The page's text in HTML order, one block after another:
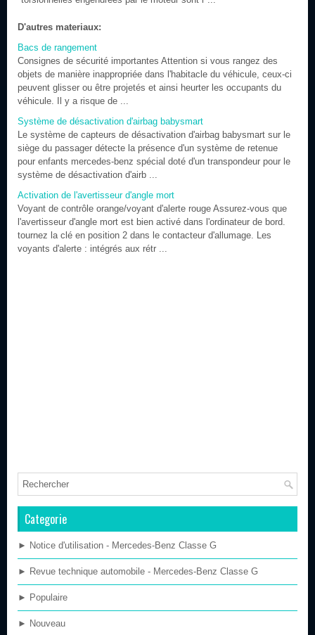
D'autres materiaux:
Bacs de rangement
Consignes de sécurité importantes Attention si vous rangez des
objets de manière inappropriée dans l'habitacle du véhicule, ceux-ci
peuvent glisser ou être projetés et ainsi heurter les occupants du
véhicule. Il y a risque de ...
Système de désactivation d'airbag babysmart
Le système de capteurs de désactivation d'airbag babysmart sur le
siège du passager détecte la présence d'un système de retenue
pour enfants mercedes-benz spécial doté d'un transpondeur pour le
système de désactivation d'airb ...
Activation de l'avertisseur d'angle mort
Voyant de contrôle orange/voyant d'alerte rouge Assurez-vous que
l'avertisseur d'angle mort est bien activé dans l'ordinateur de bord.
tournez la clé en position 2 dans le contacteur d'allumage. Les
voyants d'alerte : intégrés aux rétr ...
Categorie
► Notice d'utilisation - Mercedes-Benz Classe G
► Revue technique automobile - Mercedes-Benz Classe G
► Populaire
► Nouveau